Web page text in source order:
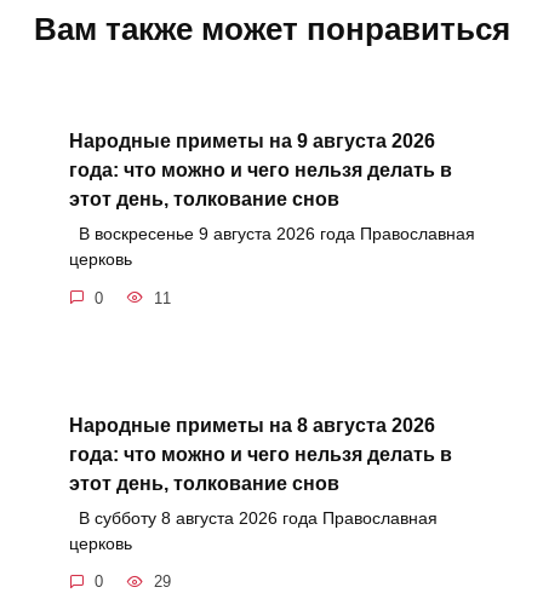
Вам также может понравиться
Народные приметы на 9 августа 2026
года: что можно и чего нельзя делать в
этот день, толкование снов
В воскресенье 9 августа 2026 года Православная
церковь
0 11
Народные приметы на 8 августа 2026
года: что можно и чего нельзя делать в
этот день, толкование снов
В субботу 8 августа 2026 года Православная
церковь
0 29